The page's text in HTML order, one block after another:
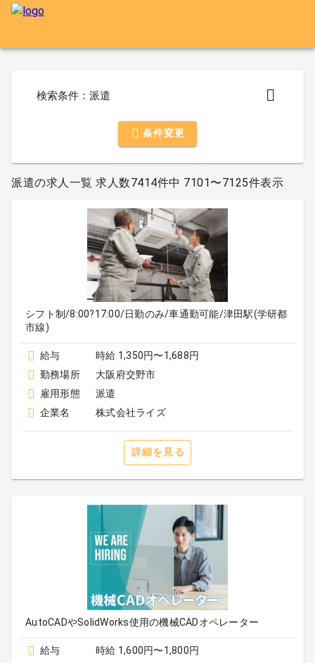
検索条件：派遣
条件変更
派遣の求人一覧 求人数7414件中 7101〜7125件表示
シフト制/8:00?17:00/日勤のみ/車通勤可能/津田駅(学研都
市線)
給与
時給 1,350円〜1,688円
勤務場所
大阪府交野市
雇用形態
派遣
企業名
株式会社ライズ
詳細を見る
AutoCADやSolidWorks使用の機械CADオペレーター
給与
時給 1,600円〜1,800円